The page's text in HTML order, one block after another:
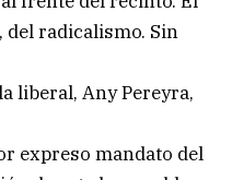
del radicalismo. Sin
liberal, Any Pereyra,
expreso mandato del